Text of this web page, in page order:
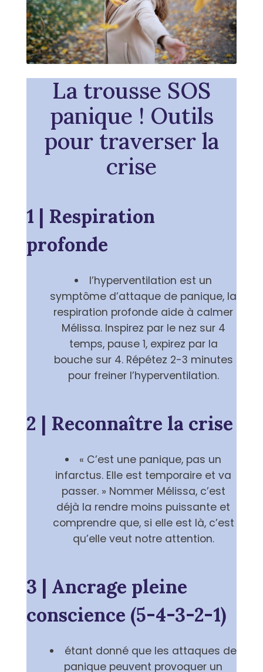
La trousse SOS
panique ! Outils
pour traverser la
crise
1 | Respiration
profonde
l’hyperventilation est un
symptôme d’attaque de panique, la
respiration profonde aide à calmer
Mélissa. Inspirez par le nez sur 4
temps, pause 1, expirez par la
bouche sur 4. Répétez 2-3 minutes
pour freiner l’hyperventilation.
2 | Reconnaître la crise
« C’est une panique, pas un
infarctus. Elle est temporaire et va
passer. » Nommer Mélissa, c’est
déjà la rendre moins puissante et
comprendre que, si elle est là, c’est
qu’elle veut notre attention.
3 | Ancrage pleine
conscience (5-4-3-2-1)
étant donné que les attaques de
panique peuvent provoquer un